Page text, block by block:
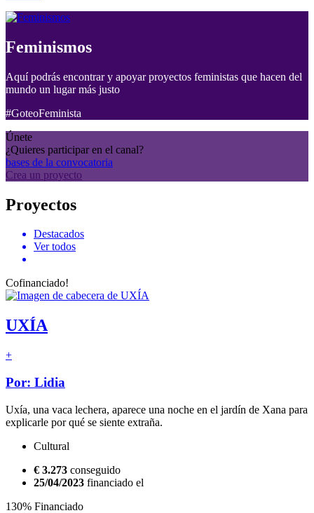
Feminismos
Aquí podrás encontrar y apoyar proyectos feministas que hacen del
mundo un lugar más justo
#GoteoFeminista
Únete
¿Quieres participar en el canal?
bases de la convocatoria
Crea un proyecto
Proyectos
Destacados
Ver todos
Cofinanciado!
UXÍA
+
Por: Lidia
Uxía, una vaca lechera, aparece una noche en el jardín de Xana para
explicarle por qué se siente extraña.
Cultural
€ 3.273 conseguido
25/04/2023 financiado el
130% Financiado